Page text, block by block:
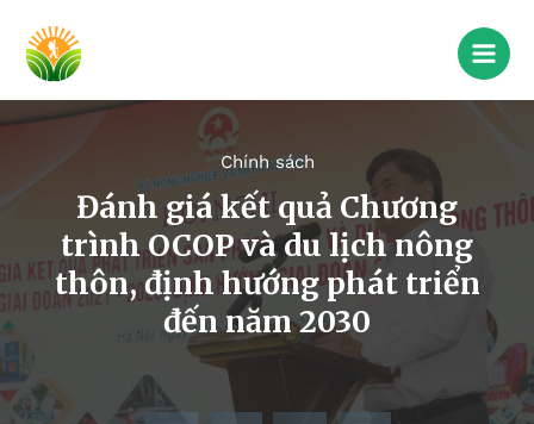
Chính sách
Đánh giá kết quả Chương
trình OCOP và du lịch nông
thôn, định hướng phát triển
đến năm 2030